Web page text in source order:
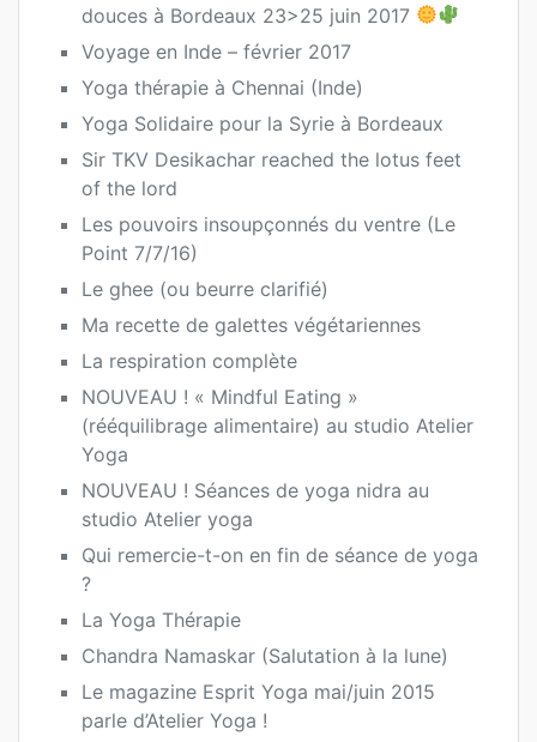
douces à Bordeaux 23>25 juin 2017
Voyage en Inde – février 2017
Yoga thérapie à Chennai (Inde)
Yoga Solidaire pour la Syrie à Bordeaux
Sir TKV Desikachar reached the lotus feet
of the lord
Les pouvoirs insoupçonnés du ventre (Le
Point 7/7/16)
Le ghee (ou beurre clarifié)
Ma recette de galettes végétariennes
La respiration complète
NOUVEAU ! « Mindful Eating »
(rééquilibrage alimentaire) au studio Atelier
Yoga
NOUVEAU ! Séances de yoga nidra au
studio Atelier yoga
Qui remercie-t-on en fin de séance de yoga
?
La Yoga Thérapie
Chandra Namaskar (Salutation à la lune)
Le magazine Esprit Yoga mai/juin 2015
parle d’Atelier Yoga !